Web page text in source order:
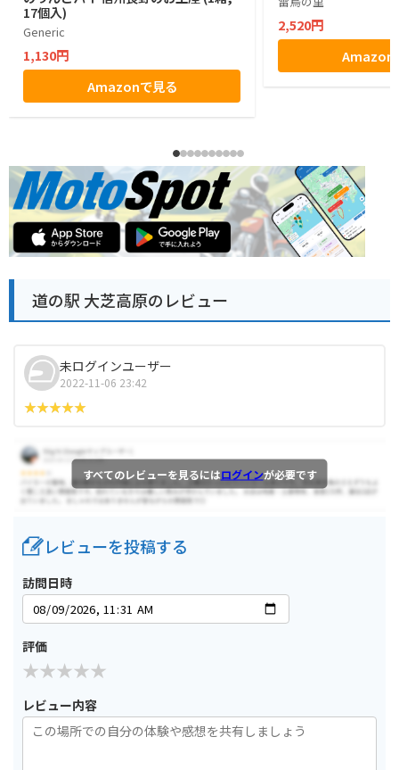
17個入)
Generic
1,130円
Amazonで見る
2,520円
Amazon
道の駅 大芝高原のレビュー
未ログインユーザー
2022-11-06 23:42
すべてのレビューを見るにはログインが必要です
レビューを投稿する
訪問日時
評価
レビュー内容